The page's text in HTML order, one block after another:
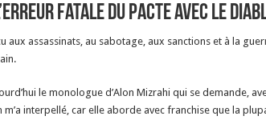
fatale du pacte avec le
aux assassinats, au sabotage, aux sanctions et à la
le monologue d’Alon Mizrahi qui se demande,
m’a interpellé, car elle aborde avec franchise que la